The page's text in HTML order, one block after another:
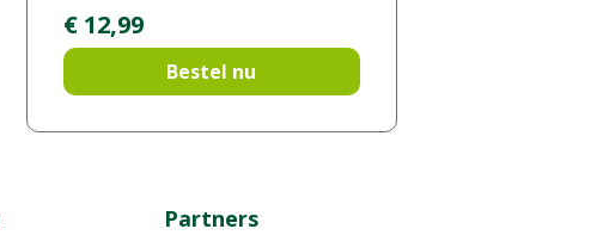
€ 12,99
Bestel nu
Partners